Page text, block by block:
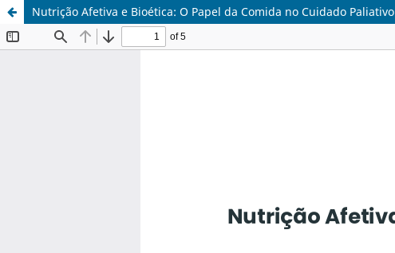
Nutrição Afetiva e Bioética: O Papel da Comida no Cuidado Paliativo